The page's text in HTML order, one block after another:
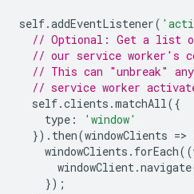
self.addEventListener(
// Optional: Get a list of
// our service worker's
// This can "unbreak" any
// service worker
self.clients .matchAll({
type :
'window'
}). then(windowClients =>
windowClients . forEach((
windowClient.navigate
});